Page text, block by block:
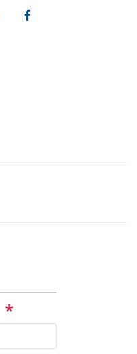
facebook
*